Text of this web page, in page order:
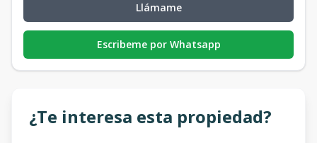
Llámame
Escribeme por Whatsapp
¿Te interesa esta propiedad?